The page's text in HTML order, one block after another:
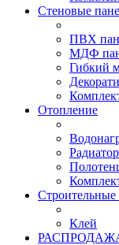
Стеновые
ПВХ
МДФ
Гибкий
Отопление
Строительные
Клей